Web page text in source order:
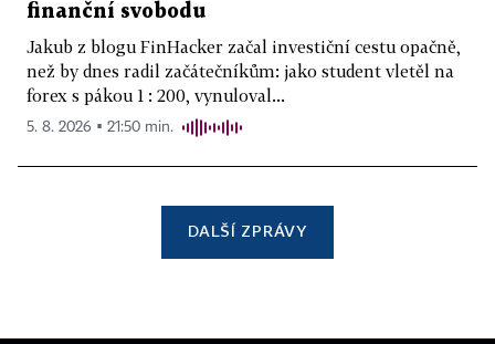
finanční svobodu
Jakub z blogu FinHacker začal investiční cestu opačně,
než by dnes radil začátečníkům: jako student vletěl na
forex s pákou 1 : 200, vynuloval...
5. 8. 2026 ▪ 21:50 min.
DALŠÍ ZPRÁVY